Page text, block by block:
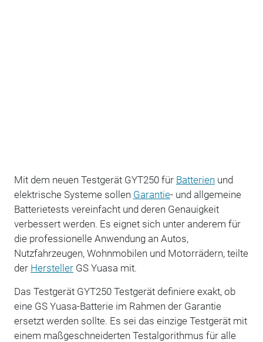
Mit dem neuen Testgerät GYT250 für Batterien und
elektrische Systeme sollen Garantie- und allgemeine
Batterietests vereinfacht und deren Genauigkeit
verbessert werden. Es eignet sich unter anderem für
die professionelle Anwendung an Autos,
Nutzfahrzeugen, Wohnmobilen und Motorrädern, teilte
der HerstellerGS Yuasa mit.
Das Testgerät GYT250 Testgerät definiere exakt, ob
eine GS Yuasa-Batterie im Rahmen der Garantie
ersetzt werden sollte. Es sei das einzige Testgerät mit
einem maßgeschneiderten Testalgorithmus für alle